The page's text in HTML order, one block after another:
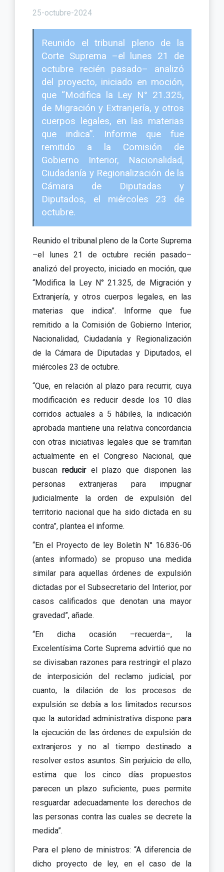
25-octubre-2024
Reunido el tribunal pleno de la
Corte Suprema –el lunes 21 de
octubre recién pasado– analizó
del proyecto, iniciado en moción,
que “Modifica la Ley N° 21.325,
de Migración y Extranjería, y otros
cuerpos legales, en las materias
que indica”. Informe que fue
remitido a la Comisión de
Gobierno Interior, Nacionalidad,
Ciudadanía y Regionalización de la
Cámara de Diputadas y
Diputados, el miércoles 23 de
octubre.
Reunido el tribunal pleno de la Corte Suprema
–el lunes 21 de octubre recién pasado–
analizó del proyecto, iniciado en moción, que
“Modifica la Ley N° 21.325, de Migración y
Extranjería, y otros cuerpos legales, en las
materias que indica”. Informe que fue
remitido a la Comisión de Gobierno Interior,
Nacionalidad, Ciudadanía y Regionalización
de la Cámara de Diputadas y Diputados, el
miércoles 23 de octubre.
“Que, en relación al plazo para recurrir, cuya
modificación es reducir desde los 10 días
corridos actuales a 5 hábiles, la indicación
aprobada mantiene una relativa concordancia
con otras iniciativas legales que se tramitan
actualmente en el Congreso Nacional, que
buscanreducirel plazo que disponen las
personas extranjeras para impugnar
judicialmente la orden de expulsión del
territorio nacional que ha sido dictada en su
contra”, plantea el informe.
“En el Proyecto de ley Boletín N° 16.836-06
(antes informado) se propuso una medida
similar para aquellas órdenes de expulsión
dictadas por el Subsecretario del Interior, por
casos calificados que denotan una mayor
gravedad”, añade.
“En dicha ocasión –recuerda–, la
Excelentísima Corte Suprema advirtió que no
se divisaban razones para restringir el plazo
de interposición del reclamo judicial, por
cuanto, la dilación de los procesos de
expulsión se debía a los limitados recursos
que la autoridad administrativa dispone para
la ejecución de las órdenes de expulsión de
extranjeros y no al tiempo destinado a
resolver estos asuntos. Sin perjuicio de ello,
estima que los cinco días propuestos
parecen un plazo suficiente, pues permite
resguardar adecuadamente los derechos de
las personas contra las cuales se decrete la
medida”.
Para el pleno de ministros: “A diferencia de
dicho proyecto de ley, en el caso de la